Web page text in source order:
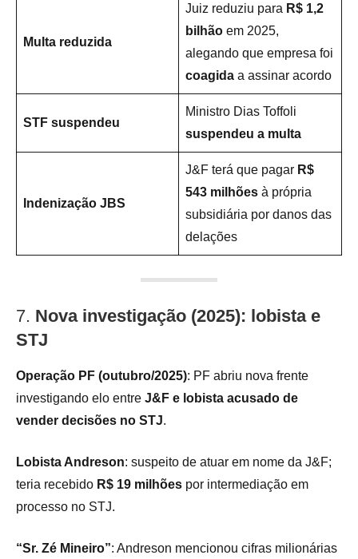
Multa reduzida
Juiz reduziu para R$ 1,2
bilhão em 2025,
alegando que empresa foi
coagida a assinar acordo
STF suspendeu
Ministro Dias Toffoli
suspendeu a multa
Indenização JBS
J&F terá que pagar R$
543 milhões à própria
subsidiária por danos das
delações
7. Nova investigação (2025): lobista e
STJ
Operação PF (outubro/2025): PF abriu nova frente
investigando elo entre J&F e lobista acusado de
vender decisões no STJ.
Lobista Andreson: suspeito de atuar em nome da J&F;
teria recebido R$ 19 milhões por intermediação em
processo no STJ.
“Sr. Zé Mineiro”: Andreson mencionou cifras milionárias